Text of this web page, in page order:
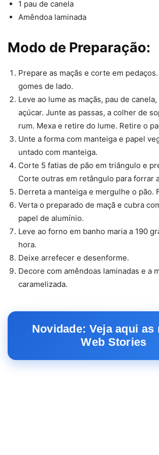
1 pau de canela
Amêndoa laminada
Modo de Preparação:
Prepare as maçãs e corte em
gomes de lado.
Leve ao lume as maçãs, pau de
açúcar. Junte as passas, a colher de
rum. Mexa e retire do lume. Retire o
Unte a forma com manteiga e papel
untado com manteiga.
Corte 5 fatias de pão em triângulo e
Corte outras em retângulo para forrar
Derreta a manteiga e mergulhe o pão.
Verta o preparado de maçã e cubra
papel de alumínio.
Leve ao forno em banho maria a 190
hora.
Deixe arrefecer e desenforme.
Decore com amêndoas laminadas e a
caramelizada.
Novidade: Veja aqui as
Web Stories